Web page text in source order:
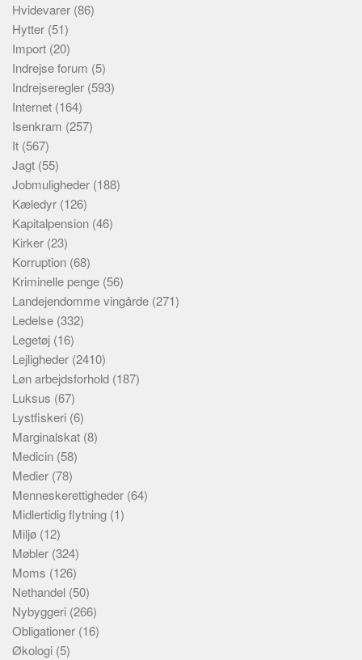
Hvidevarer (86)
Hytter (51)
Import (20)
Indrejse forum (5)
Indrejseregler (593)
Internet (164)
Isenkram (257)
It (567)
Jagt (55)
Jobmuligheder (188)
Kæledyr (126)
Kapitalpension (46)
Kirker (23)
Korruption (68)
Kriminelle penge (56)
Landejendomme vingårde (271)
Ledelse (332)
Legetøj (16)
Lejligheder (2410)
Løn arbejdsforhold (187)
Luksus (67)
Lystfiskeri (6)
Marginalskat (8)
Medicin (58)
Medier (78)
Menneskerettigheder (64)
Midlertidig flytning (1)
Miljø (12)
Møbler (324)
Moms (126)
Nethandel (50)
Nybyggeri (266)
Obligationer (16)
Økologi (5)